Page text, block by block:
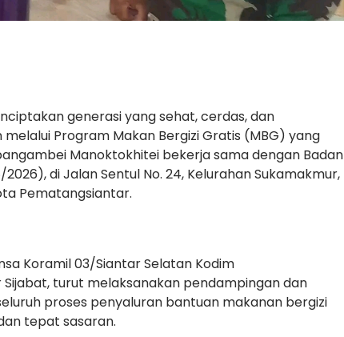
generasi yang sehat, cerdas, dan
Program Makan Bergizi Gratis (MBG) yang
Manoktokhitei bekerja sama dengan Badan
2026), di Jalan Sentul No. 24, Kelurahan Sukamakmur,
Pematangsiantar.
Koramil 03/Siantar Selatan Kodim
turut melaksanakan pendampingan dan
proses penyaluran bantuan makanan bergizi
tepat sasaran.